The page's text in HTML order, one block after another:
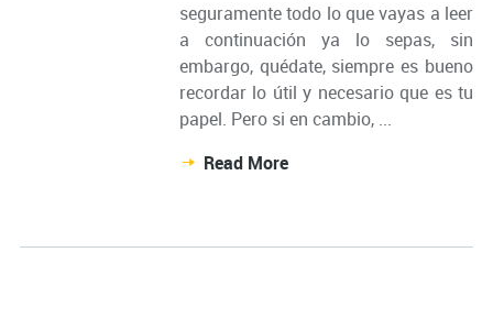
seguramente todo lo que vayas a leer
a continuación ya lo sepas, sin
embargo, quédate, siempre es bueno
recordar lo útil y necesario que es tu
papel. Pero si en cambio, ...
Read More